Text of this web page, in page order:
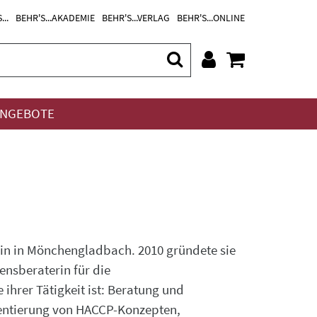
BEHR'S...AKADEMIE BEHR'S...VERLAG BEHR'S...ONLINE
in Mönchengladbach. 2010 gründete sie
für die
Tätigkeit ist: Beratung und
von HACCP-Konzepten,